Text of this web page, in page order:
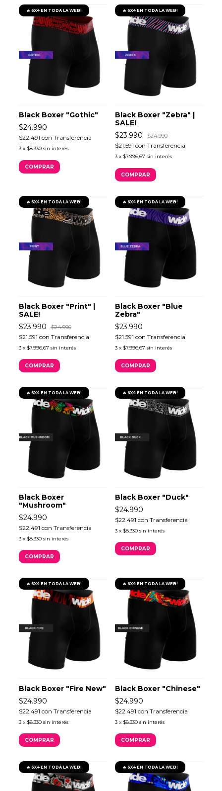
🔥 6X4 EN TODA LA WEB!
Black Boxer "Gothic"
$24.990
$22.491 con Transferencia
3 x $8.330 sin interés
COMPRAR
🔥 6X4 EN TODA LA WEB!
Black Boxer "Zebra" |
SALE!
$23.990
$24.990
$21.591 con Transferencia
3 x $7.996,67 sin interés
COMPRAR
🔥 6X4 EN TODA LA WEB!
Black Boxer "Print" |
SALE!
$23.990
$24.990
$21.591 con Transferencia
3 x $7.996,67 sin interés
COMPRAR
🔥 6X4 EN TODA LA WEB!
Black Boxer "Blue
Zebra"
$23.990
$21.591 con Transferencia
3 x $7.996,67 sin interés
COMPRAR
🔥 6X4 EN TODA LA WEB!
Black Boxer
"Mushroom"
$24.990
$22.491 con Transferencia
3 x $8.330 sin interés
COMPRAR
🔥 6X4 EN TODA LA WEB!
Black Boxer "Duck"
$24.990
$22.491 con Transferencia
3 x $8.330 sin interés
COMPRAR
🔥 6X4 EN TODA LA WEB!
Black Boxer "Fire New"
$24.990
$22.491 con Transferencia
3 x $8.330 sin interés
COMPRAR
🔥 6X4 EN TODA LA WEB!
Black Boxer "Chinese"
$24.990
$22.491 con Transferencia
3 x $8.330 sin interés
COMPRAR
🔥 6X4 EN TODA LA WEB! 🔥 6X4 EN TODA LA WEB!